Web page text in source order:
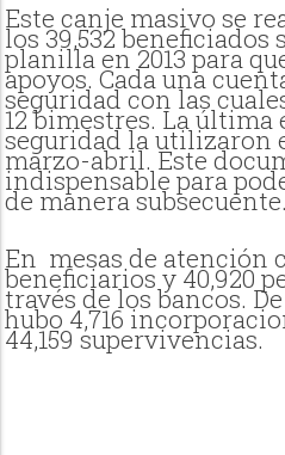
Este canje masivo se
los 39,532 beneficiados
planilla en 2013 para
apoyos. Cada una
seguridad con las
12 bimestres. La última
seguridad la utilizaron
marzo-abril. Este
indispensable para
de manera
En mesas de atención
beneficiarios y 40,920
través de los bancos.
hubo 4,716
44,159 supervivencias.